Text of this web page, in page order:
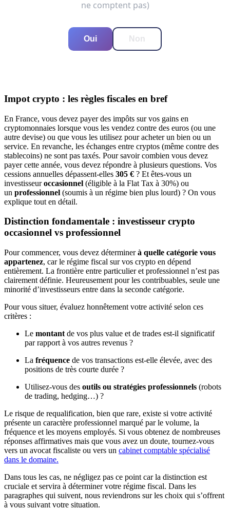
ne comptent pas)
Oui Non
Impot crypto : les règles fiscales en bref
En France, vous devez payer des impôts sur vos gains en
cryptomonnaies lorsque vous les vendez contre des euros (ou une
autre devise) ou que vous les utilisez pour acheter un bien ou un
service. En revanche, les échanges entre cryptos (même contre des
stablecoins) ne sont pas taxés. Pour savoir combien vous devez
payer cette année, vous devez répondre à plusieurs questions. Vos
cessions annuelles dépassent-elles 305 € ? Et êtes-vous un
investisseuroccasionnel (éligible à la Flat Tax à 30%) ou
un professionnel (soumis à un régime bien plus lourd) ? On vous
explique tout en détail.
Distinction fondamentale : investisseur crypto
occasionnel vs professionnel
Pour commencer, vous devez déterminerà quelle catégorie vous
appartenez, car le régime fiscal sur vos crypto en dépend
entièrement. La frontière entre particulier et professionnel n’est pas
clairement définie. Heureusement pour les contribuables, seule une
minorité d’investisseurs entre dans la seconde catégorie.
Pour vous situer, évaluez honnêtement votre activité selon ces
critères :
Le montant de vos plus value et de trades est-il significatif
par rapport à vos autres revenus ?
La fréquence de vos transactions est-elle élevée, avec des
positions de très courte durée ?
Utilisez-vous des outils ou stratégies professionnels (robots
de trading, hedging…) ?
Le risque de requalification, bien que rare, existe si votre activité
présente un caractère professionnel marqué par le volume, la
fréquence et les moyens employés. Si vous obtenez de nombreuses
réponses affirmatives mais que vous avez un doute, tournez-vous
vers un avocat fiscaliste ou vers un cabinet comptable spécialisé
dans le domaine.
Dans tous les cas, ne négligez pas ce point car la distinction est
cruciale et servira à déterminer votre régime fiscal. Dans les
paragraphes qui suivent, nous reviendrons sur les choix qui s’offrent
à vous suivant votre situation.